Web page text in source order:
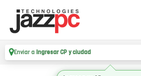
Enviar a Ingresar CP y ciudad